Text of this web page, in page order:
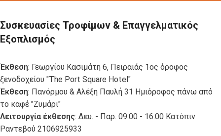
Συσκευασίες Τροφίμων & Επαγγελματικός
Εξοπλισμός
Έκθεση: Γεωργίου Κασιμάτη 6, Πειραιάς 1ος όροφος
ξενοδοχείου "The Port Square Hotel"
Έκθεση: Πανόρμου & Αλέξη Παυλή 31 Ημιόροφος πάνω από
το καφέ "Ζυμάρι"
Λειτουργία έκθεσης: Δευ. - Παρ. 09:00 - 16:00 Κατόπιν
Ραντεβού 2106925933